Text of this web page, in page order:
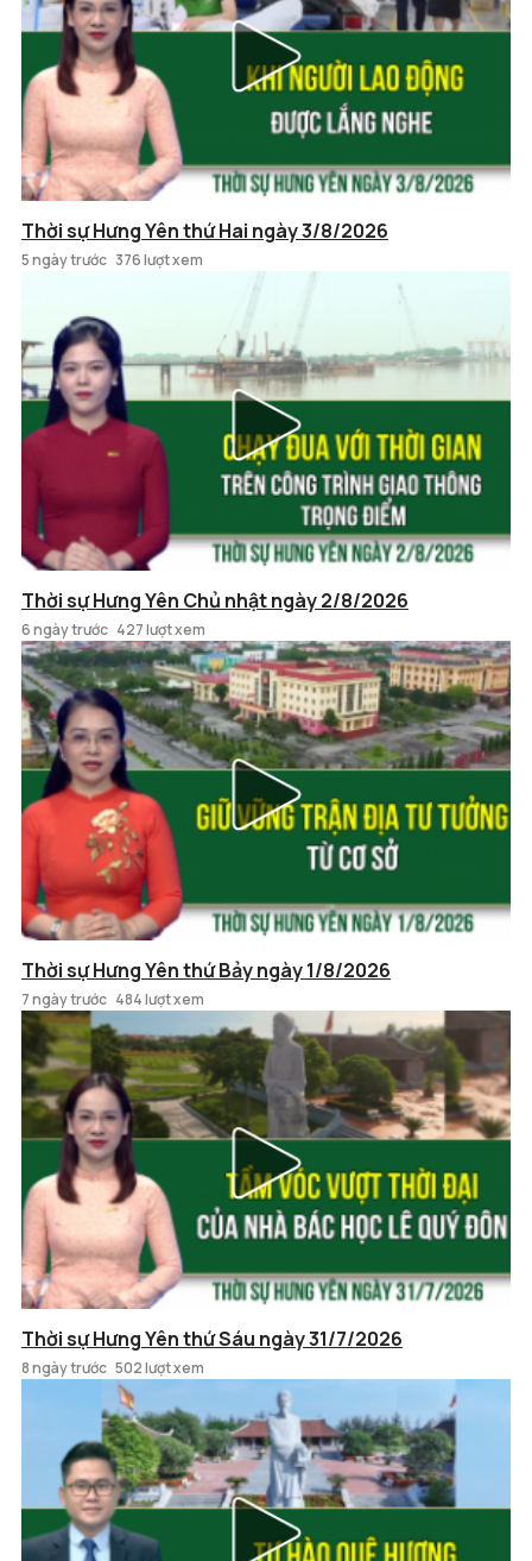
Thời sự Hưng Yên thứ Hai ngày 3/8/2026
5 ngày trước 376 lượt xem
Thời sự Hưng Yên Chủ nhật ngày 2/8/2026
6 ngày trước 427 lượt xem
Thời sự Hưng Yên thứ Bảy ngày 1/8/2026
7 ngày trước 484 lượt xem
Thời sự Hưng Yên thứ Sáu ngày 31/7/2026
8 ngày trước 502 lượt xem